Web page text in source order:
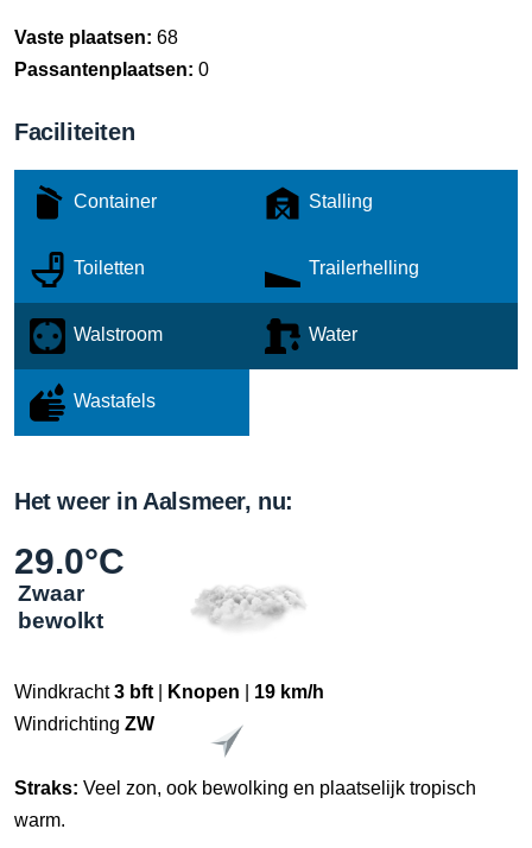
Vaste plaatsen: 68
Passantenplaatsen: 0
Faciliteiten
Container Stalling
Toiletten Trailerhelling
Walstroom Water
Wastafels
Het weer in Aalsmeer, nu:
29.0°C
Zwaar
bewolkt
Windkracht3 bft Knopen
19 km/h
Windrichting ZW
Straks: Veel zon, ook bewolking en plaatselijk tropisch
warm.